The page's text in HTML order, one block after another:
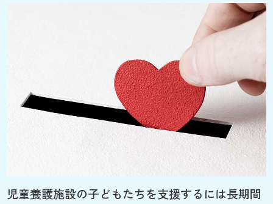
児童養護施設の子どもたちを支援するには長期間